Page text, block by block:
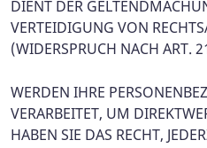
DIENT DER
VERTEIDIGUNG VON
(WIDERSPRUCH NACH ART.
WERDEN IHRE
VERARBEITET, UM
HABEN SIE DAS RECHT,